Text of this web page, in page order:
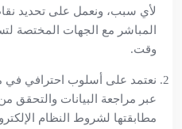
لأي سبب، ونعمل على تحديد
المباشر مع الجهات المختصة
وقت.
نعتمد على أسلوب احترافي في
عبر مراجعة البيانات والتحقق
مطابقتها لشروط النظام